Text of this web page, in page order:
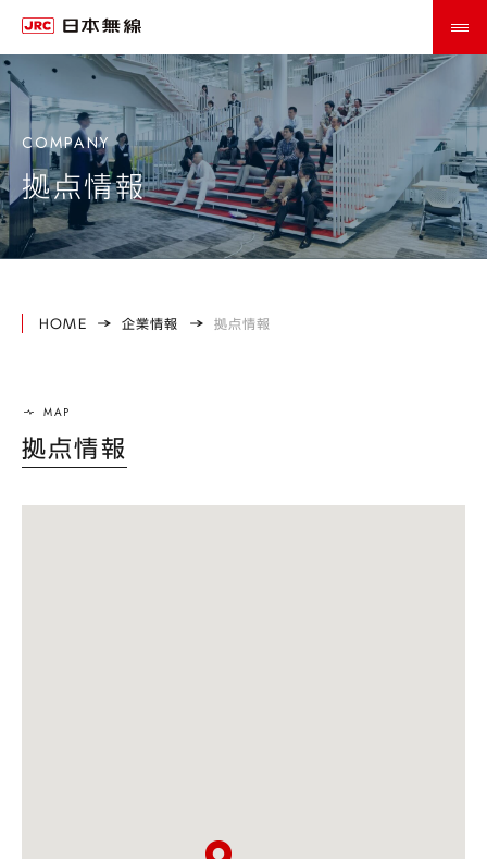
拠点情報
HOME 企業情報 拠点情報
拠点情報